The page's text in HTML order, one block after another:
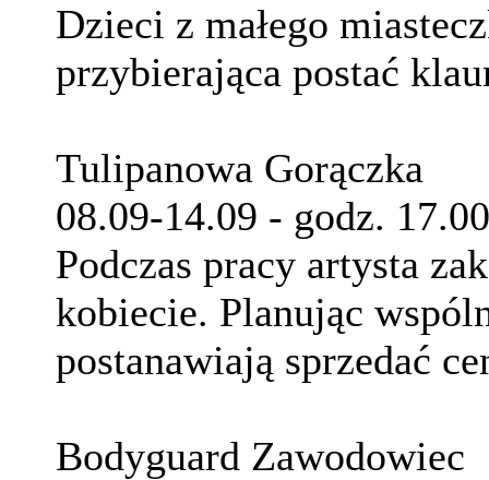
Dzieci z małego
przybierająca postać
Tulipanowa Gorączka
08.09-14.09 - godz. 17.00
Podczas pracy artysta
kobiecie. Planując
postanawiają sprzedać
Bodyguard Zawodowiec